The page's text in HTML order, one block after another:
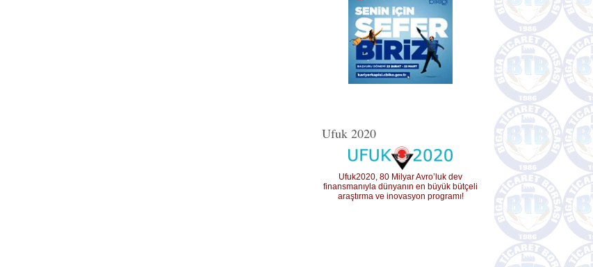
Ufuk 2020
Ufuk2020, 80 Milyar Avro’luk dev
finansmanıyla dünyanın en büyük bütçeli
araştırma ve inovasyon programı!